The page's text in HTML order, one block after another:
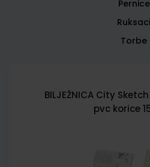
Pernice
Ruksaci
Torbe
BILJEŽNICA City
pvc korice